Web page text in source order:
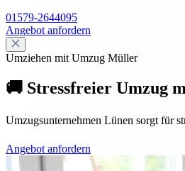
01579-2644095
Angebot anfordern
Umziehen mit Umzug Müller
🚚 Stressfreier Umzug
Umzugsunternehmen Lünen sorgt für
Angebot anfordern